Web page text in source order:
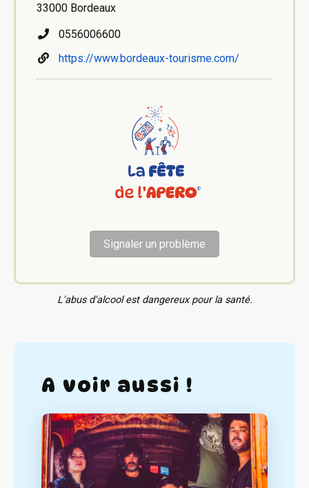
33000 Bordeaux
0556006600
https://www.bordeaux-tourisme.com/
Signaler un problème
L'abus d'alcool est dangereux pour la santé.
A voir aussi !